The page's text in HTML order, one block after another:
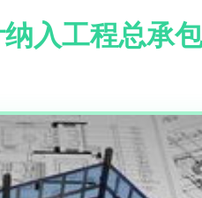
入工程总承